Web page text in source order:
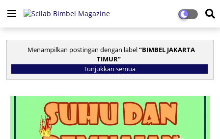
Menampilkan postingan dengan label BIMBEL JAKARTA
TIMUR
Tunjukkan semua